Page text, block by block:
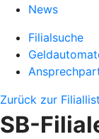
News
Filialsuche
Zurück zur
SB-